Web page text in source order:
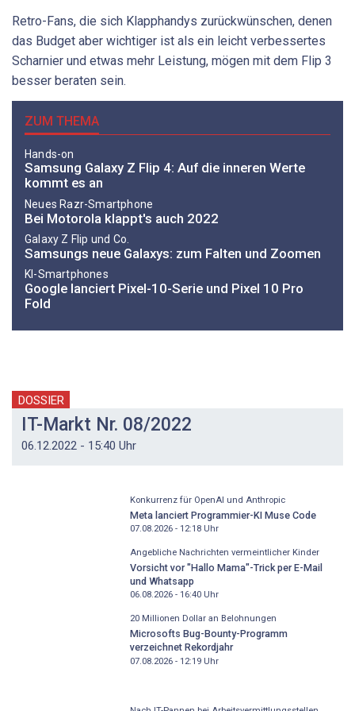
Retro-Fans, die sich Klapphandys zurückwünschen, denen
das Budget aber wichtiger ist als ein leicht verbessertes
Scharnier und etwas mehr Leistung, mögen mit dem Flip 3
besser beraten sein.
ZUM THEMA
Hands-on
Samsung Galaxy Z Flip 4: Auf die inneren Werte
kommt es an
Neues Razr-Smartphone
Bei Motorola klappt's auch 2022
Galaxy Z Flip und Co.
Samsungs neue Galaxys: zum Falten und Zoomen
KI-Smartphones
Google lanciert Pixel-10-Serie und Pixel 10 Pro
Fold
DOSSIER
IT-Markt Nr. 08/2022
06.12.2022 - 15:40 Uhr
Konkurrenz für OpenAI und Anthropic
Meta lanciert Programmier-KI Muse Code
07.08.2026 - 12:18Uhr
Angebliche Nachrichten vermeintlicher Kinder
Vorsicht vor "Hallo Mama"-Trick per E-Mail
und Whatsapp
06.08.2026 - 16:40Uhr
20 Millionen Dollar an Belohnungen
Microsofts Bug-Bounty-Programm
verzeichnet Rekordjahr
07.08.2026 - 12:19Uhr